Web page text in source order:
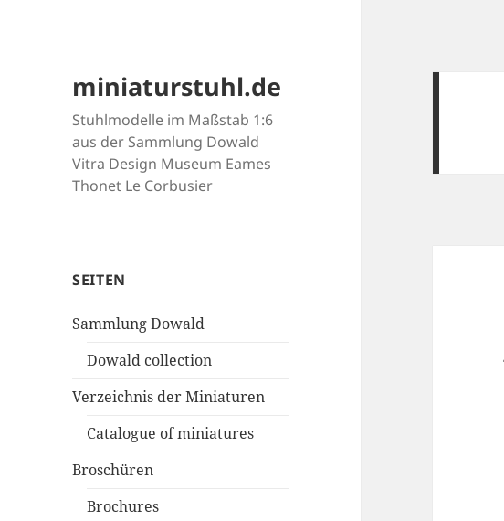
miniaturstuhl.de
Stuhlmodelle im Maßstab 1:6
aus der Sammlung Dowald
Vitra Design Museum Eames
Thonet Le Corbusier
SEITEN
Sammlung Dowald
Dowald collection
Verzeichnis der Miniaturen
Catalogue of miniatures
Broschüren
Brochures